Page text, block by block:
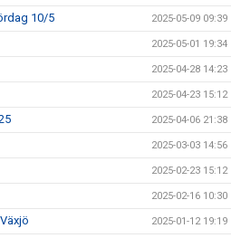
10/5 2025-05-09 09:39
2025-05-01 19:34
2025-04-28 14:23
2025-04-23 15:12
2025-04-06 21:38
2025-03-03 14:56
2025-02-23 15:12
2025-02-16 10:30
2025-01-12 19:19